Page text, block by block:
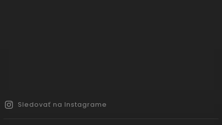
Sledovať na Instagrame